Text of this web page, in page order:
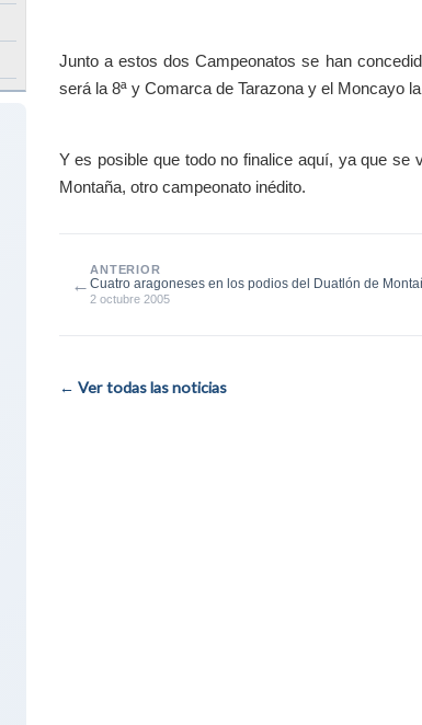
Junto a estos dos Campeonatos se han
será la 8ª y Comarca de Tarazona y el Moncayo la
Y es posible que todo no finalice aquí, ya que se
Montaña, otro campeonato inédito.
←
ANTERIOR
Cuatro aragoneses en los podios del Duatlón de
2 octubre 2005
← Ver todas las noticias